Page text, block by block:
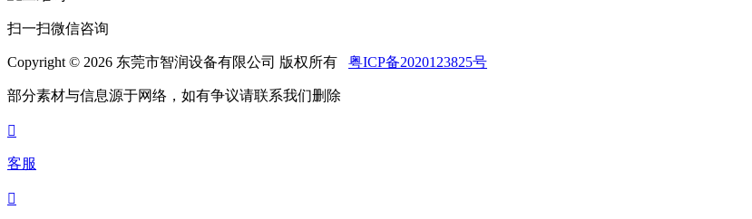
扫一扫微信咨询
Copyright © 2026 东莞市智润设备有限公司 版权所有 粤ICP备2020123825号
部分素材与信息源于网络，如有争议请联系我们删除

客服
